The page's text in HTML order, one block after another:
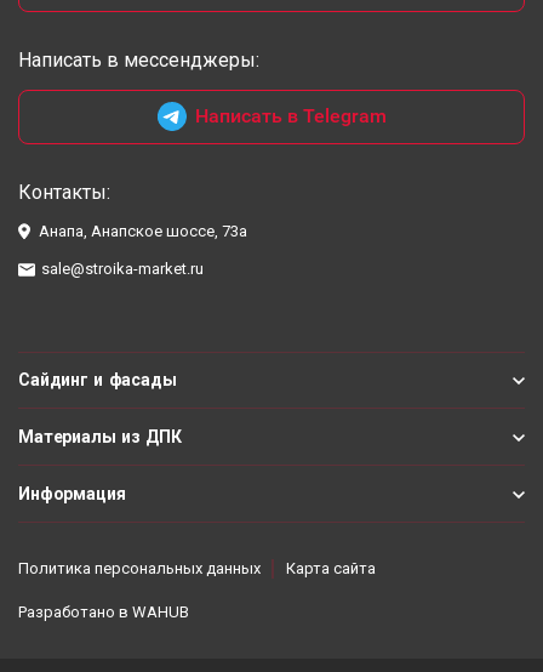
Написать в мессенджеры:
Написать в Telegram
Контакты:
Анапа, Анапское шоссе, 73а
sale@stroika-market.ru
Сайдинг и фасады
Материалы из ДПК
Информация
Политика персональных данных Карта сайта
Разработано в WAHUB